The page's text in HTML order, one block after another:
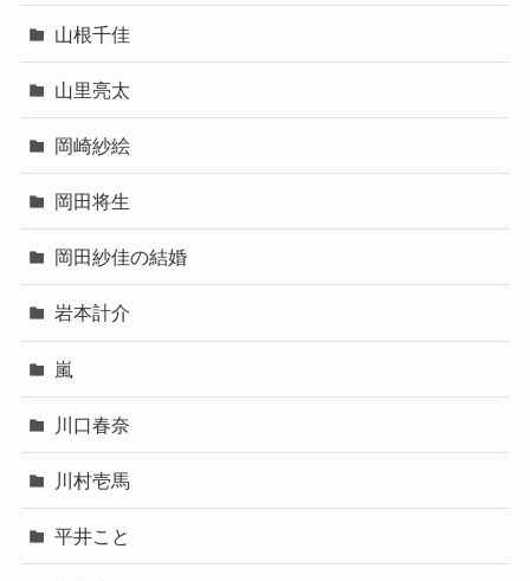
山根千佳
山里亮太
岡崎紗絵
岡田将生
岡田紗佳の結婚
岩本計介
嵐
川口春奈
川村壱馬
平井こと